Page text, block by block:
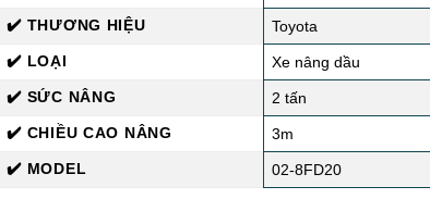
✔️ THƯƠNG HIỆU
Toyota
✔️ LOẠI
Xe nâng dầu
✔️ SỨC NÂNG
2 tấn
✔️ CHIỀU CAO NÂNG
3m
✔️ MODEL
02-8FD20